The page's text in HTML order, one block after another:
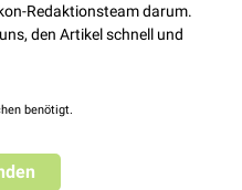
Redaktionsteam darum.
den Artikel schnell und
benötigt.